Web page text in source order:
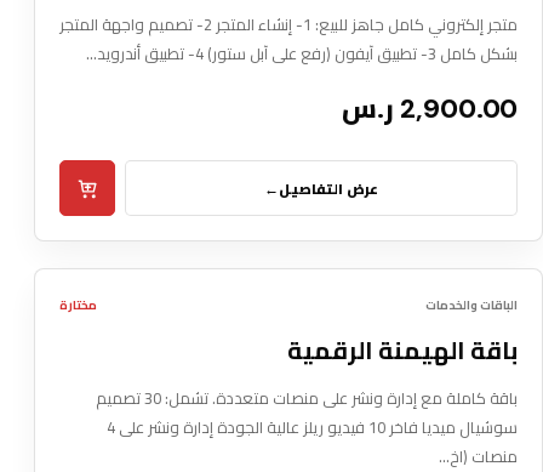
متجر إلكتروني كامل جاهز للبيع: 1- إنشاء المتجر 2- تصميم واجهة المتجر
بشكل كامل 3- تطبيق آيفون (رفع على آبل ستور) 4- تطبيق أندرويد…
2,900.00 ر.س
عرض التفاصيل←
Box Pxl
DIGITAL SERVICE الأشمل الباقات والخدمات مختارة
باقة الهيمنة الرقمية
باقة كاملة مع إدارة ونشر على منصات متعددة. تشمل: 30 تصميم
سوشيال ميديا فاخر 10 فيديو ريلز عالية الجودة إدارة ونشر على 4
منصات (اخ…